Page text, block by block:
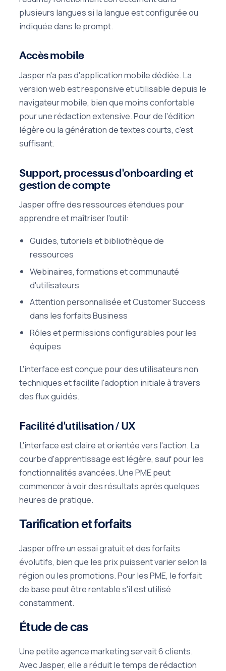
plusieurs langues si la langue est configurée ou
indiquée dans le prompt.
Accès mobile
Jasper n'a pas d'application mobile dédiée. La
version web est responsive et utilisable depuis le
navigateur mobile, bien que moins confortable
pour une rédaction extensive. Pour de l'édition
légère ou la génération de textes courts, c'est
suffisant.
Support, processus d'onboarding et
gestion de compte
Jasper offre des ressources étendues pour
apprendre et maîtriser l'outil:
Guides, tutoriels et bibliothèque de
ressources
Webinaires, formations et communauté
d'utilisateurs
Attention personnalisée et Customer Success
dans les forfaits Business
Rôles et permissions configurables pour les
équipes
L'interface est conçue pour des utilisateurs non
techniques et facilite l'adoption initiale à travers
des flux guidés.
Facilité d'utilisation / UX
L'interface est claire et orientée vers l'action. La
courbe d'apprentissage est légère, sauf pour les
fonctionnalités avancées. Une PME peut
commencer à voir des résultats après quelques
heures de pratique.
Tarification et forfaits
Jasper offre un essai gratuit et des forfaits
évolutifs, bien que les prix puissent varier selon la
région ou les promotions. Pour les PME, le forfait
de base peut être rentable s'il est utilisé
constamment.
Étude de cas
Une petite agence marketing servait 6 clients.
Avec Jasper, elle a réduit le temps de rédaction